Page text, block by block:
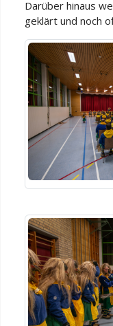
Darüber hinaus
geklärt und noch